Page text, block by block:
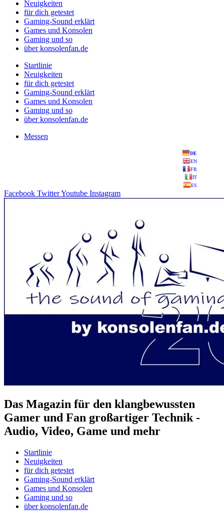
Neuigkeiten
für dich getestet
Gaming-Sound erklärt
Games und Konsolen
Gaming und so
über konsolenfan.de
Startlinie
Neuigkeiten
für dich getestet
Gaming-Sound erklärt
Games und Konsolen
Gaming und so
über konsolenfan.de
Messen
DE
EN
FR
IT
ES
Facebook TwitterYoutube Instagram
Das Magazin für den klangbewussten
Gamer und Fan großartiger Technik -
Audio, Video, Game und mehr
Startlinie
Neuigkeiten
für dich getestet
Gaming-Sound erklärt
Games und Konsolen
Gaming und so
über konsolenfan.de